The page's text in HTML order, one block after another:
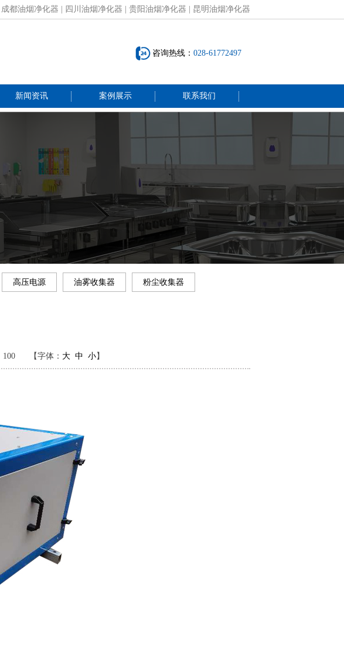
成都油烟净化器 四川油烟净化器 贵阳油烟净化器 昆明油烟净化器
咨询热线： 028-61772497
新闻资讯 案例展示 联系我们
高压电源 油雾收集器 粉尘收集器
100 【字体： 大 中 小】